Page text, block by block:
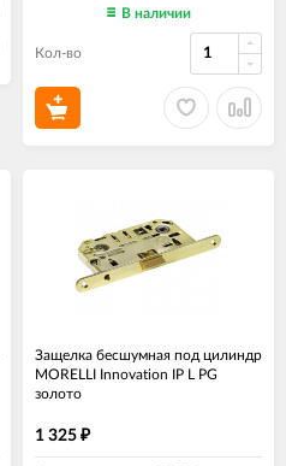
В наличии
Кол-во
Защелка бесшумная под цилиндр
MORELLI Innovation IP L PG
золото
1 325 ₽